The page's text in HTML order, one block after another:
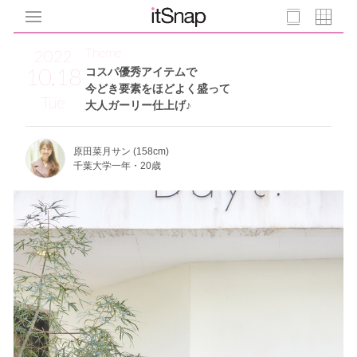
10.18
Tue
コスパ優秀アイテムで
今どき要素をほどよく盛って
大人ガーリー仕上げ♪
Theme
原田菜月サン (158cm)
千葉大学一年・20歳